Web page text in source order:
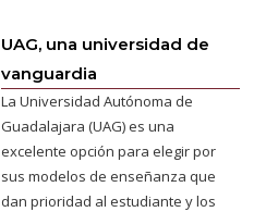
UAG, una universidad de
vanguardia
La Universidad Autónoma de
Guadalajara (UAG) es una
excelente opción para elegir por
sus modelos de enseñanza que
dan prioridad al estudiante y los